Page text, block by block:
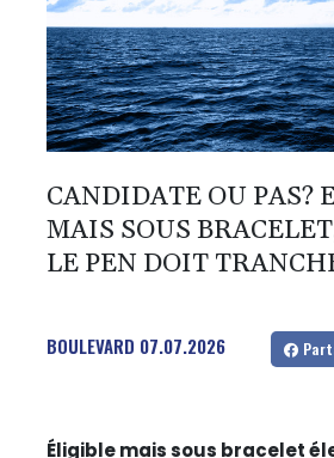
CANDIDATE OU PAS?
MAIS SOUS
LE PEN DOIT
BOULEVARD 07.07.2026
Éligible mais sous bracelet